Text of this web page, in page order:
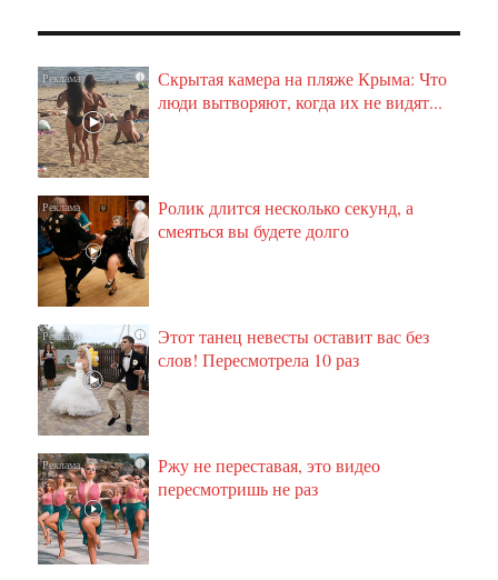
i
Скрытая камера на пляже Крыма: Что
люди вытворяют, когда их не видят...
i
Ролик длится несколько секунд, а
смеяться вы будете долго
i
Этот танец невесты оставит вас без
слов! Пересмотрела 10 раз
i
Ржу не переставая, это видео
пересмотришь не раз